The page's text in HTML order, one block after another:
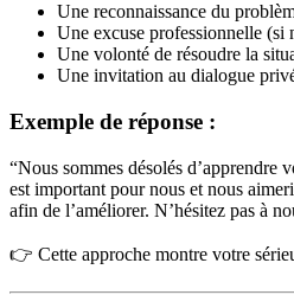
Une reconnaissance du
Une excuse professionnelle (si
Une volonté de résoudre la
Une invitation au dialogue
Exemple de réponse :
“Nous sommes désolés d’apprendre
est important pour nous et nous
afin de l’améliorer. N’hésitez pas à
👉 Cette approche montre votre